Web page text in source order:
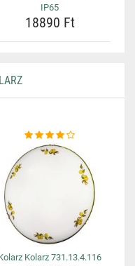
IP65
18890 Ft
Kolarz 731.13.4.116